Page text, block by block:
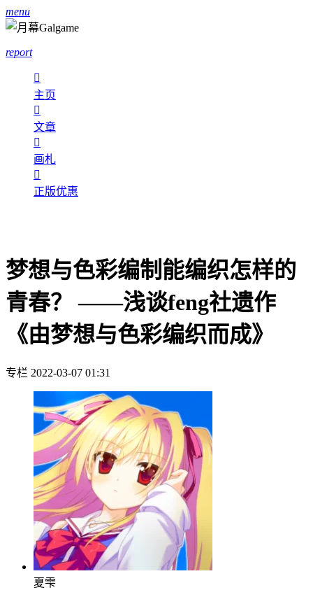
menu
report

主页

文章

画札

正版优惠
梦想与色彩编制能编织怎样的
青春？ ——浅谈feng社遗作
《由梦想与色彩编织而成》
专栏 2022-03-07 01:31
夏雫